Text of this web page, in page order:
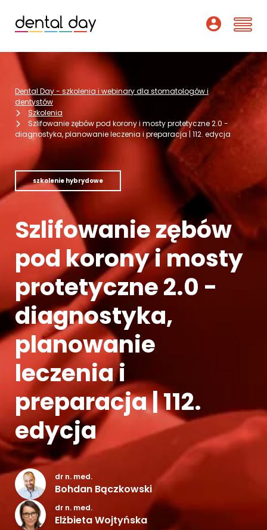
Szkolenia
Webinary
Wykładowcy
Dofinansowania
Podcast
Pomoc
Kontakt
Dental Day - szkolenia i webinary dla stomatologów i
dentystów
Szkolenia
Szlifowanie zębów pod korony i mosty protetyczne 2.0 -
diagnostyka, planowanie leczenia i preparacja | 112. edycja
szkolenie hybrydowe
Szlifowanie zębów
pod korony i mosty
protetyczne 2.0 -
diagnostyka,
planowanie
leczenia i
preparacja | 112.
edycja
dr n. med.
Bohdan Bączkowski
dr n. med.
Elżbieta Wojtyńska